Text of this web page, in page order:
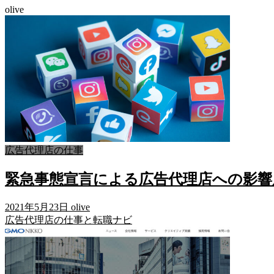
olive
広告代理店の仕事
緊急事態宣言による広告代理店への影
2021年5月23日 olive
広告代理店の仕事と転職ナビ